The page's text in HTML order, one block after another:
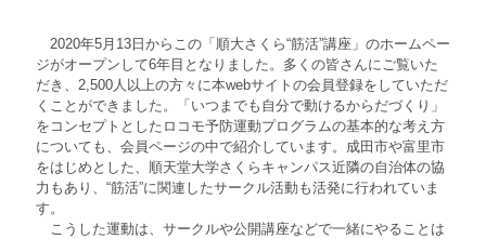
2020年5月13日からこの「順大さくら“筋活”講座」のホームペー
ジがオープンして6年目となりました。多くの皆さんにご覧いた
だき、2,500人以上の方々に本webサイトの会員登録をしていただ
くことができました。「いつまでも自分で動けるからだづくり」
をコンセプトとしたロコモ予防運動プログラムの基本的な考え方
についても、会員ページの中で紹介しています。成田市や富里市
をはじめとした、順天堂大学さくらキャンパス近隣の自治体の協
力もあり、“筋活”に関連したサークル活動も活発に行われていま
す。
こうした運動は、サークルや公開講座などで一緒にやることは